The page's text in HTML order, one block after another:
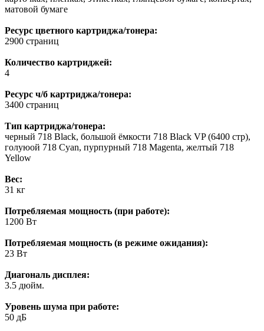
матовой бумаге
Ресурс цветного картриджа/тонера:
2900 страниц
Количество картриджей:
4
Ресурс ч/б картриджа/тонера:
3400 страниц
Тип картриджа/тонера:
черный 718 Black, большой ёмкости 718 Black VP (6400 стр),
голуюой 718 Cyan, пурпурный 718 Magenta, желтый 718
Yellow
Вес:
31 кг
Потребляемая мощность (при работе):
1200 Вт
Потребляемая мощность (в режиме ожидания):
23 Вт
Диагональ дисплея:
3.5 дюйм.
Уровень шума при работе:
50 дБ